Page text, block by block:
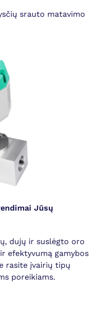
srauto matavimo
Jūsų
dujų ir suslėgto oro
efektyvumą gamybos
rasite įvairių tipų
poreikiams.